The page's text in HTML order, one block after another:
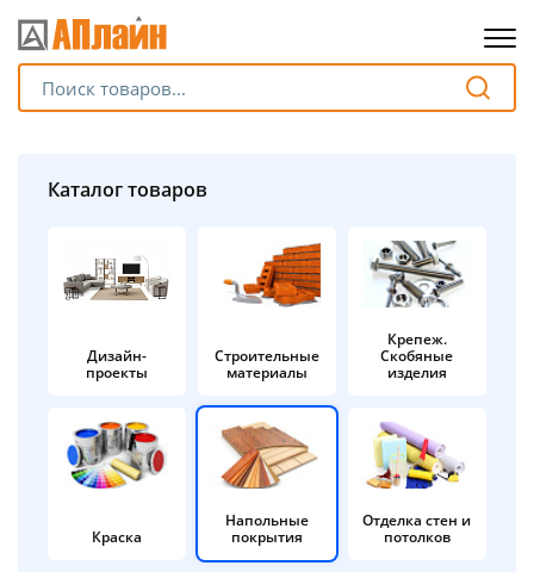
Каталог товаров
Дизайн-
проекты
Строительные
материалы
Крепеж.
Скобяные
изделия
Краска
Напольные
покрытия
Отделка стен и
потолков
Разбейте
без переплат
График платежей
Сегодня
%